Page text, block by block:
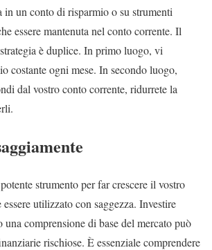
in un conto di risparmio o su strumenti
essere mantenuta nel conto corrente. Il
è duplice. In primo luogo, vi
costante ogni mese. In secondo luogo,
dal vostro conto corrente, ridurrete la
strumento per far crescere il vostro
utilizzato con saggezza. Investire
una comprensione di base del mercato può
rischiose. È essenziale comprendere